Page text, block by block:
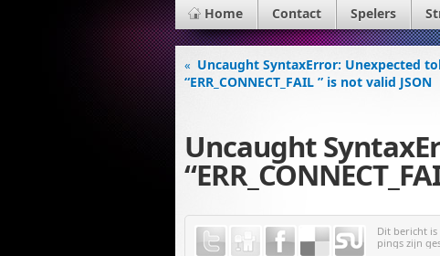
Home Contact Spelers
« Uncaught SyntaxError: Unexpected
“ERR_CONNECT_FAIL ” is not valid JSON
Uncaught
Dit bericht
pings zijn